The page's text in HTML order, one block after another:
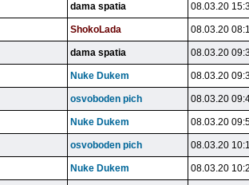
dama spatia 08.03.20
ShokoLada 08.03.20
dama spatia 08.03.20
Nuke Dukem 08.03.20
osvoboden pich 08.03.20
Nuke Dukem 08.03.20
osvoboden pich 08.03.20
Nuke Dukem 08.03.20